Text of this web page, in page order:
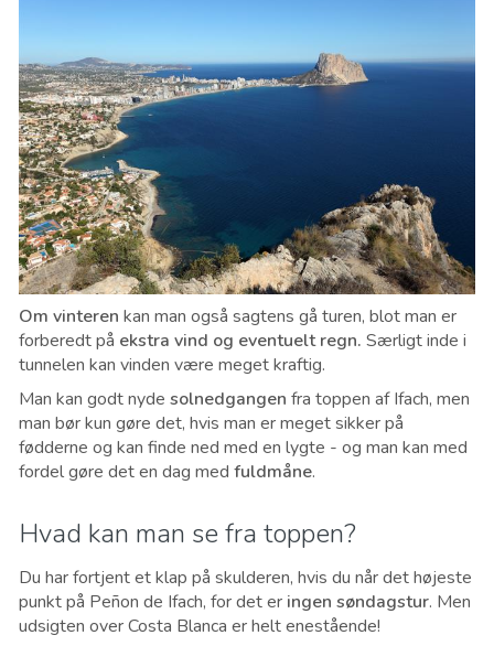
Om vinteren kan man også sagtens gå turen, blot man er
forberedt på ekstra vind og eventuelt regn. Særligt inde i
tunnelen kan vinden være meget kraftig.
Man kan godt nyde solnedgangen fra toppen af Ifach, men
man bør kun gøre det, hvis man er meget sikker på
fødderne og kan finde ned med en lygte - og man kan med
fordel gøre det en dag med fuldmåne.
Hvad kan man se fra toppen?
Du har fortjent et klap på skulderen, hvis du når det højeste
punkt på Peñon de Ifach, for det er ingen søndagstur. Men
udsigten over Costa Blanca er helt enestående!